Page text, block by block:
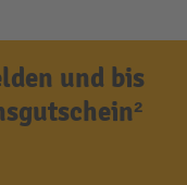
und bis